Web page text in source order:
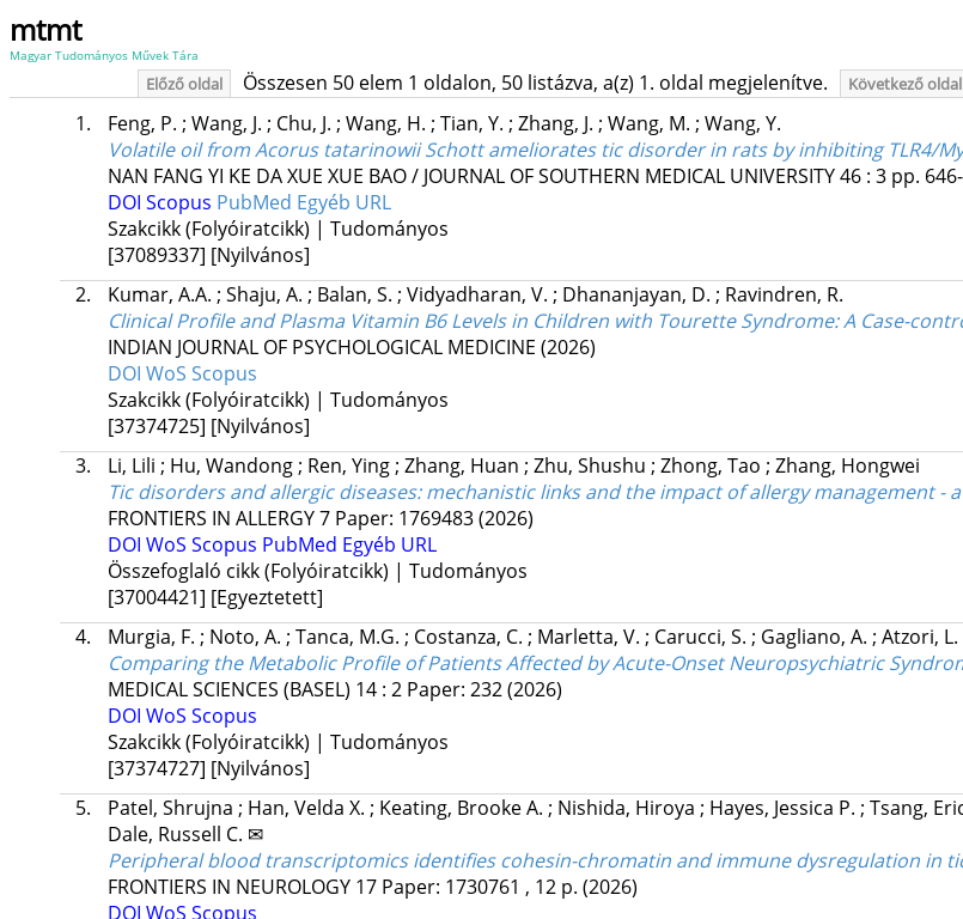
mtmt
Magyar Tudományos Művek Tára
Előző oldal Összesen 50 elem 1 oldalon, 50 listázva, a(z) 1. oldal megjelenítve. Következő oldal
1. Feng, P. ; Wang, J. ; Chu, J. ; Wang, H. ; Tian, Y. ; Zhang, J. ; Wang, M. ; Wang, Y.
Volatile oil from Acorus tatarinowii Schott ameliorates tic disorder in rats by inhibiting TLR4/
NAN FANG YI KE DA XUE XUE BAO / JOURNAL OF SOUTHERN MEDICAL UNIVERSITY46: 3 pp.
DOI Scopus PubMed Egyéb URL
Szakcikk (Folyóiratcikk) | Tudományos
[37089337] [Nyilvános]
2.
Kumar, A.A. ; Shaju, A. ; Balan, S. ; Vidyadharan, V. ; Dhananjayan, D. ; Ravindren, R.
Clinical Profile and Plasma Vitamin B6 Levels in Children with Tourette Syndrome: A Case-
INDIAN JOURNAL OF PSYCHOLOGICAL MEDICINE (2026)
DOI WoS Scopus
Szakcikk (Folyóiratcikk) | Tudományos
[37374725] [Nyilvános]
3.
Li, Lili ; Hu, Wandong; Ren, Ying; Zhang, Huan ; Zhu, Shushu ; Zhong, Tao ; Zhang, Hongwei
Tic disorders and allergic diseases: mechanistic links and the impact of allergy management -
FRONTIERS IN ALLERGY7 Paper: 1769483(2026)
DOI WoS Scopus PubMed Egyéb URL
Összefoglaló cikk (Folyóiratcikk) | Tudományos
[37004421] [Egyeztetett]
4.
Murgia, F. ; Noto, A. ; Tanca, M.G. ; Costanza, C. ; Marletta, V. ; Carucci, S. ; Gagliano, A. ; Atzori, L.
Comparing the Metabolic Profile of Patients Affected by Acute-Onset Neuropsychiatric
MEDICAL SCIENCES (BASEL) 14: 2 Paper: 232(2026)
DOI WoS Scopus
Szakcikk (Folyóiratcikk) | Tudományos
[37374727] [Nyilvános]
5.
Patel, Shrujna ; Han, Velda X. ; Keating, Brooke A. ; Nishida, Hiroya ; Hayes, Jessica P. ; Tsang,
Dale, Russell C. ✉
Peripheral blood transcriptomics identifies cohesin-chromatin and immune dysregulation in
FRONTIERS IN NEUROLOGY 17 Paper: 1730761 , 12 p. (2026)
DOI WoS Scopus